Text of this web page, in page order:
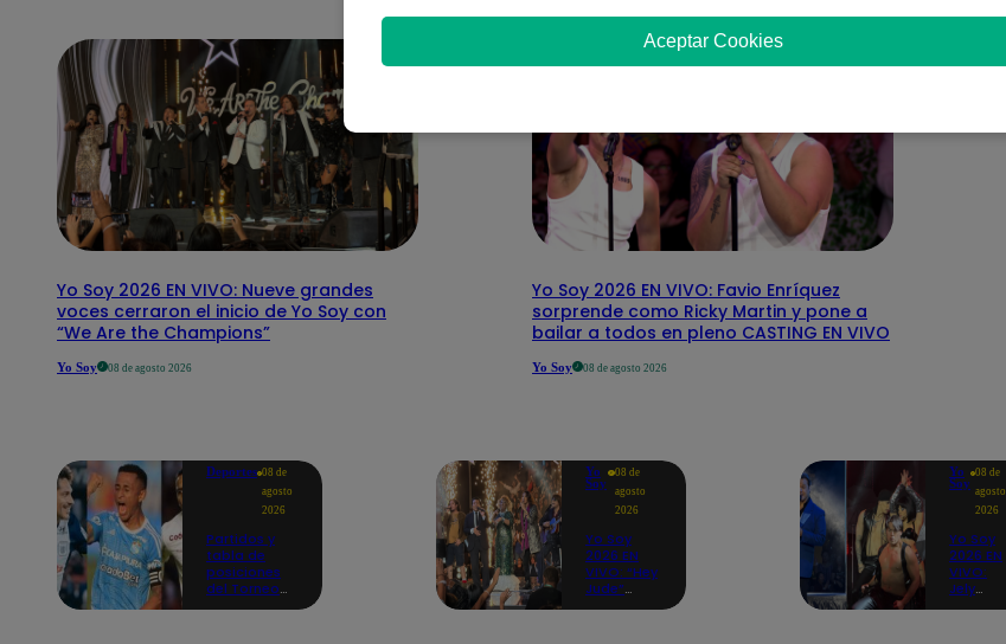
Yo Soy 2026 EN VIVO: Nueve grandes
voces cerraron el inicio de Yo Soy con
“We Are the Champions”
Yo Soy 08 de agosto 2026
Yo Soy 2026 EN VIVO: Favio Enríquez
sorprende como Ricky Martin y pone a
bailar a todos en pleno CASTING EN VIVO
Yo Soy 08 de agosto 2026
Deportes 08 de
agosto
2026
Partidos y
tabla de
posiciones
del Torneo
Yo
Soy
08 de
agosto
2026
Yo Soy
2026 EN
VIVO: “Hey
Jude”
Yo
Soy
08 de
agosto
2026
Yo Soy
2026 EN
VIVO:
Jely
Aceptar Cookies